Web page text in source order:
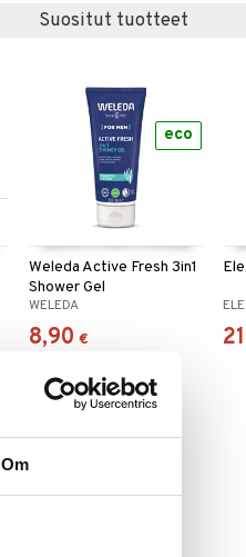
Om
Suositut tuotteet
Weleda Active Fresh 3in1
Shower Gel
WELEDA
8,90 €
eco